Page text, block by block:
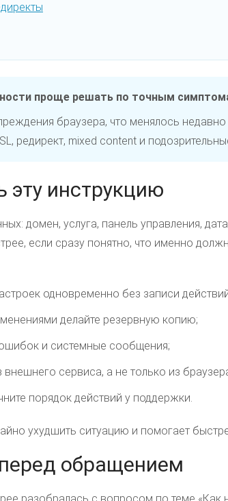
проще решать по точным
браузера, что менялось
редирект, mixed content и
эту инструкцию
домен, услуга, панель управления,
если сразу понятно, что именно
одновременно без записи
делайте резервную копию;
и системные сообщения;
внешнего сервиса, а не только из
порядок действий у поддержки.
ухудшить ситуацию и помогает
обращением